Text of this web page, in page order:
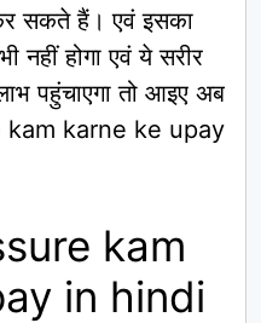
सकते हैं। एवं इसका
नहीं होगा एवं ये सरीर
पहुंचाएगा तो आइए अब
kam karne ke upay
kam
in hindi